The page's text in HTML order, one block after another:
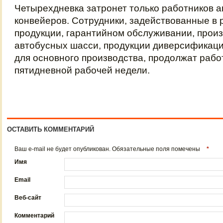
Четырехдневка затронет только работников
конвейеров. Сотрудники, задействованные в
продукции, гарантийном обслуживании,
автобусных шасси, продукции
для основного производства, продолжат
пятидневной рабочей недели.
ОСТАВИТЬ КОММЕНТАРИЙ
Ваш e-mail не будет опубликован. Обязательные поля помечены
*
Имя
Email
Веб-сайт
Комментарий